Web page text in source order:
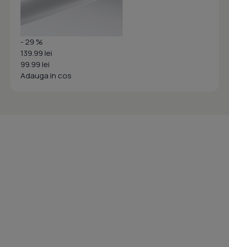
- 29 %
139.99 lei
99.99 lei
Adauga in cos